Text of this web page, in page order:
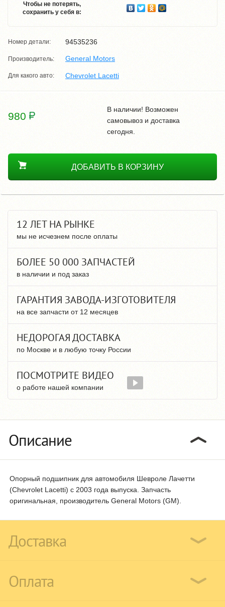
Чтобы не потерять,
сохранить у себя в:
Номер детали: 94535236
Производитель: General Motors
Для какого авто: Chevrolet Lacetti
980
В наличии! Возможен
самовывоз и доставка
сегодня.
ДОБАВИТЬ В КОРЗИНУ
12 ЛЕТ НА РЫНКЕ
мы не исчезнем после оплаты
БОЛЕЕ 50 000 ЗАПЧАСТЕЙ
в наличии и под заказ
ГАРАНТИЯ ЗАВОДА-ИЗГОТОВИТЕЛЯ
на все запчасти от 12 месяцев
НЕДОРОГАЯ ДОСТАВКА
по Москве и в любую точку России
ПОСМОТРИТЕ ВИДЕО
о работе нашей компании
Описание
Опорный подшипник для автомобиля Шевроле Лачетти
(Chevrolet Lacetti) с 2003 года выпуска. Запчасть
оригинальная, производитель General Motors (GM).
Доставка
Оплата